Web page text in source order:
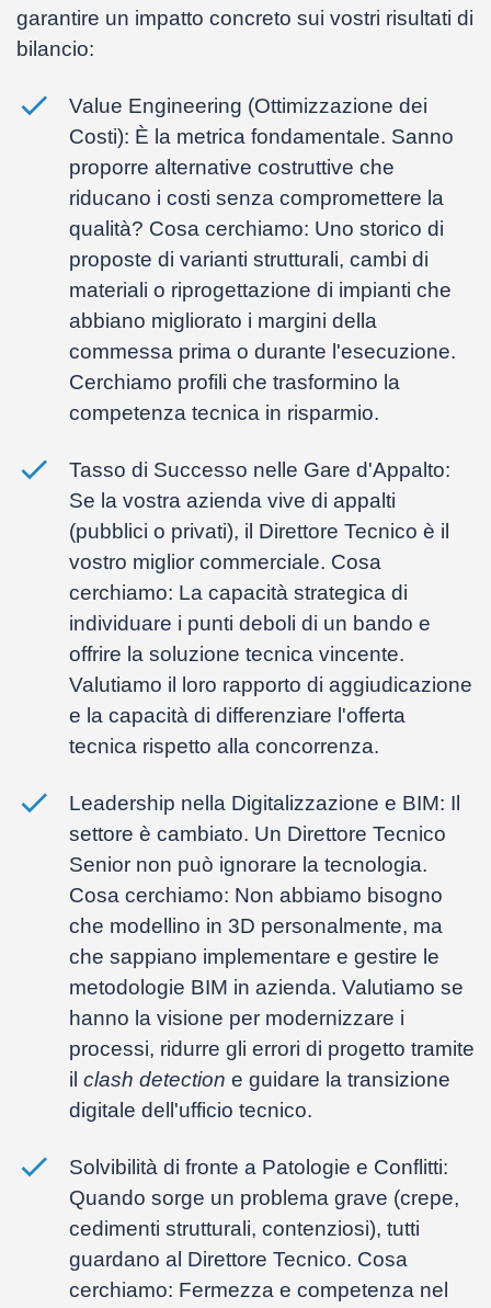
garantire un impatto concreto sui vostri risultati di
bilancio:
Value Engineering (Ottimizzazione dei
Costi): È la metrica fondamentale. Sanno
proporre alternative costruttive che
riducano i costi senza compromettere la
qualità? Cosa cerchiamo: Uno storico di
proposte di varianti strutturali, cambi di
materiali o riprogettazione di impianti che
abbiano migliorato i margini della
commessa prima o durante l'esecuzione.
Cerchiamo profili che trasformino la
competenza tecnica in risparmio.
Tasso di Successo nelle Gare d'Appalto:
Se la vostra azienda vive di appalti
(pubblici o privati), il Direttore Tecnico è il
vostro miglior commerciale. Cosa
cerchiamo: La capacità strategica di
individuare i punti deboli di un bando e
offrire la soluzione tecnica vincente.
Valutiamo il loro rapporto di aggiudicazione
e la capacità di differenziare l'offerta
tecnica rispetto alla concorrenza.
Leadership nella Digitalizzazione e BIM: Il
settore è cambiato. Un Direttore Tecnico
Senior non può ignorare la tecnologia.
Cosa cerchiamo: Non abbiamo bisogno
che modellino in 3D personalmente, ma
che sappiano implementare e gestire le
metodologie BIM in azienda. Valutiamo se
hanno la visione per modernizzare i
processi, ridurre gli errori di progetto tramite
il clash detection e guidare la transizione
digitale dell'ufficio tecnico.
Solvibilità di fronte a Patologie e Conflitti:
Quando sorge un problema grave (crepe,
cedimenti strutturali, contenziosi), tutti
guardano al Direttore Tecnico. Cosa
cerchiamo: Fermezza e competenza nel